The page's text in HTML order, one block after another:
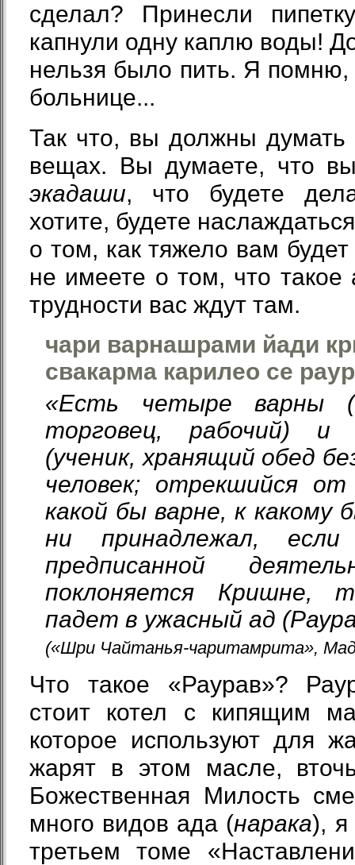
сделал? Принесли
капнули одну каплю воды!
нельзя было пить. Я
больнице...
Так что, вы должны думать
вещах. Вы думаете, что
экадаши, что будете
хотите, будете
о том, как тяжело вам
не имеете о том, что такое
трудности вас ждут там.
чари варнашрами йади
свакарма карилео се
«Есть четыре варны
торговец, рабочий)
(ученик, хранящий обед
человек; отрекшийся
какой бы варне, к какому
ни принадлежал,
предписанной
поклоняется Кришне,
падет в ужасный ад
(«Шри Чайтанья-чаритамрита»,
Что такое «Раурав»?
стоит котел с кипящим
которое используют для
жарят в этом масле,
Божественная Милость
много видов ада (нарака), я
третьем томе